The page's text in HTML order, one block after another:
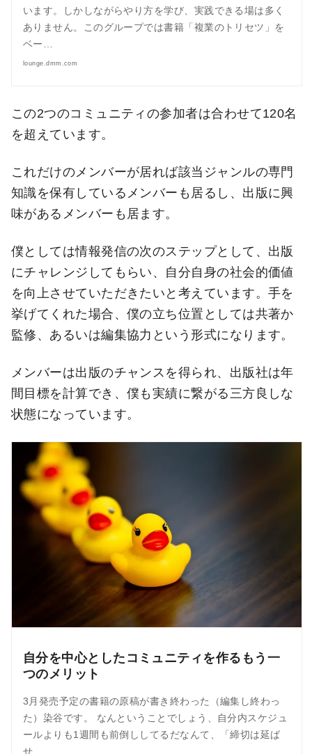
います。しかしながらやり方を学び、実践できる場は多く
ありません。このグループでは書籍「複業のトリセツ」を
ベー…
lounge.dmm.com
この2つのコミュニティの参加者は合わせて120名
を超えています。
これだけのメンバーが居れば該当ジャンルの専門
知識を保有しているメンバーも居るし、出版に興
味があるメンバーも居ます。
僕としては情報発信の次のステップとして、出版
にチャレンジしてもらい、自分自身の社会的価値
を向上させていただきたいと考えています。手を
挙げてくれた場合、僕の立ち位置としては共著か
監修、あるいは編集協力という形式になります。
メンバーは出版のチャンスを得られ、出版社は年
間目標を計算でき、僕も実績に繋がる三方良しな
状態になっています。
自分を中心としたコミュニティを作るもう一
つのメリット
3月発売予定の書籍の原稿が書き終わった（編集し終わっ
た）染谷です。 なんということでしょう、自分内スケジュ
ールよりも1週間も前倒ししてるだなんて、「締切は延ば
せ…